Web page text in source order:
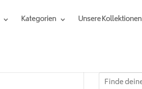
Kategorien
Unsere Kollektionen